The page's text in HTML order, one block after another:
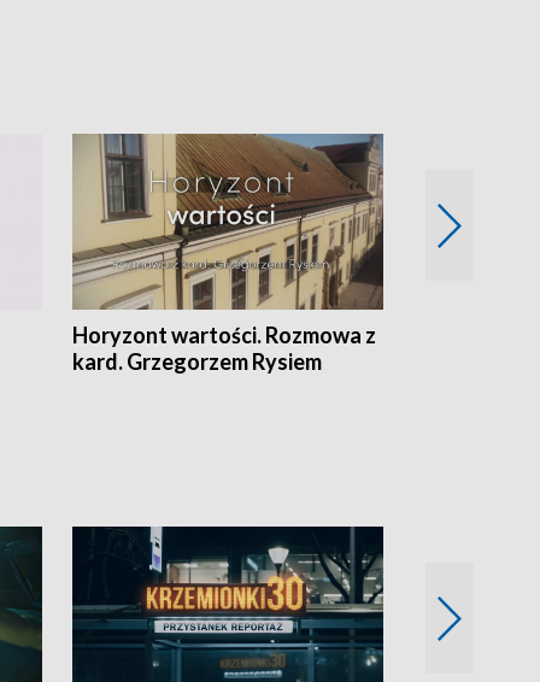
Horyzont wartości. Rozmowa z
kard. Grzegorzem Rysiem